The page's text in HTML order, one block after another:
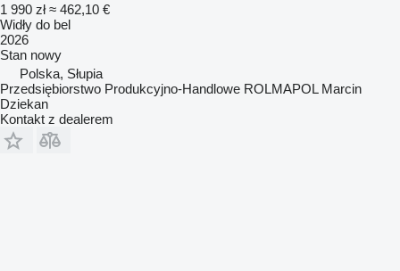
1 990 zł ≈ 462,10 €
Widły do bel
2026
Stan nowy
Polska, Słupia
Przedsiębiorstwo Produkcyjno-Handlowe ROLMAPOL Marcin
Dziekan
Kontakt z dealerem